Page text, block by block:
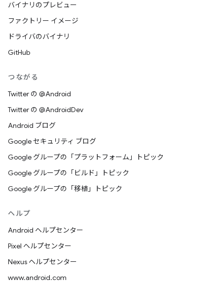
バイナリのプレビュー
ファクトリー イメージ
ドライバのバイナリ
GitHub
つながる
Twitter の @Android
Twitter の @AndroidDev
Android ブログ
Google セキュリティ ブログ
Google グループの「プラットフォーム」トピック
Google グループの「ビルド」トピック
Google グループの「移植」トピック
ヘルプ
Android ヘルプセンター
Pixel ヘルプセンター
Nexus ヘルプセンター
www.android.com